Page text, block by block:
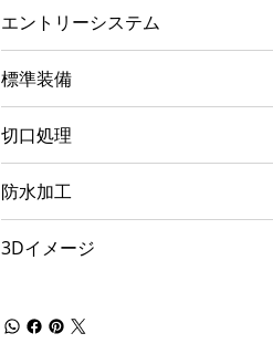
エントリーシステム
標準装備
切口処理
防水加工
3Dイメージ